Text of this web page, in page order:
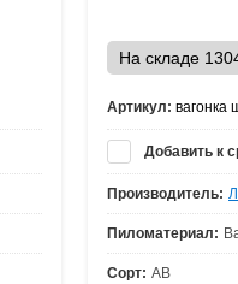
На складе
Артикул: вагонка
Добавить к
Производитель:
Пиломатериал:
Сорт: АВ